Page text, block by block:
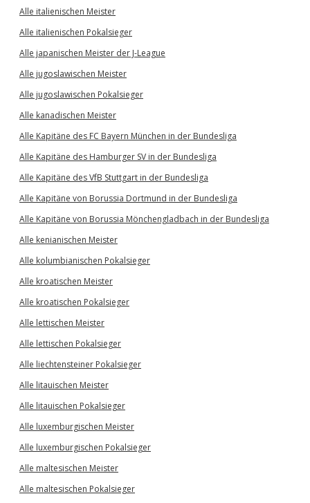
Alle italienischen Meister
Alle italienischen Pokalsieger
Alle japanischen Meister der J-League
Alle jugoslawischen Meister
Alle jugoslawischen Pokalsieger
Alle kanadischen Meister
Alle Kapitäne des FC Bayern München in der Bundesliga
Alle Kapitäne des Hamburger SV in der Bundesliga
Alle Kapitäne des VfB Stuttgart in der Bundesliga
Alle Kapitäne von Borussia Dortmund in der Bundesliga
Alle Kapitäne von Borussia Mönchengladbach in der Bundesliga
Alle kenianischen Meister
Alle kolumbianischen Pokalsieger
Alle kroatischen Meister
Alle kroatischen Pokalsieger
Alle lettischen Meister
Alle lettischen Pokalsieger
Alle liechtensteiner Pokalsieger
Alle litauischen Meister
Alle litauischen Pokalsieger
Alle luxemburgischen Meister
Alle luxemburgischen Pokalsieger
Alle maltesischen Meister
Alle maltesischen Pokalsieger